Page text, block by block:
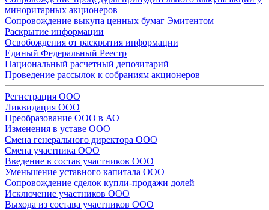
миноритарных акционеров
Сопровождение выкупа ценных бумаг Эмитентом
Раскрытие информации
Освобождения от раскрытия информации
Единый Федеральный Реестр
Национальный расчетный депозитарий
Проведение рассылок к собраниям акционеров
Регистрация ООО
Ликвидация ООО
Преобразование ООО в АО
Изменения в уставе ООО
Смена генерального директора ООО
Смена участника ООО
Введение в состав участников ООО
Уменьшение уставного капитала ООО
Сопровождение сделок купли-продажи долей
Исключение участников ООО
Выхода из состава участников ООО